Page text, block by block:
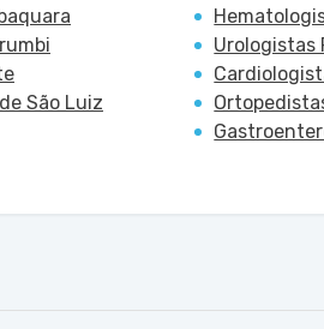
São Luiz
Urologistas